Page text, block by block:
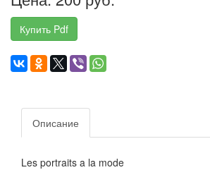
Купить Pdf
Описание
Les portraits a la mode